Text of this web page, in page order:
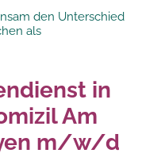
den Unterschied
als
in
Am
m/w/d